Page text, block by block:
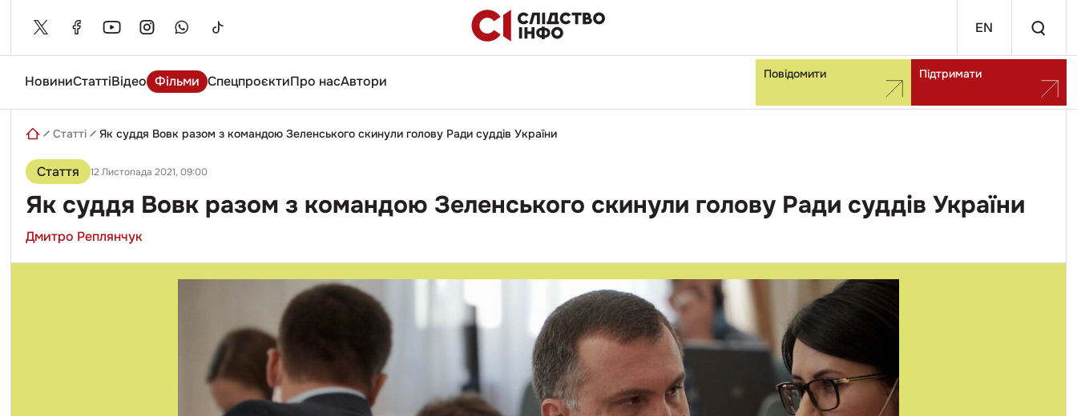
content EN
НовиниСтаттіВідео Фільми СпецпроєктиПро насАвтори Повідомити Підтримати
Введіть
Статті Як суддя Вовк разом з командою Зеленського скинули голову Ради суддів України
Стаття 12 Листопада 2021, 09:00
Як суддя Вовк разом з командою Зеленського скинули голову Ради суддів України
Дмитро Реплянчук